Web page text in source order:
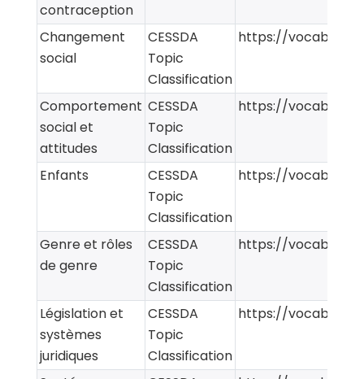
contraception
Changement
social
CESSDA
Topic
Classification
https://
Comportement
social et
attitudes
CESSDA
Topic
Classification
https://
Enfants
CESSDA
Topic
Classification
https://
Genre et rôles
de genre
CESSDA
Topic
Classification
https://
Législation et
systèmes
juridiques
CESSDA
Topic
Classification
https://